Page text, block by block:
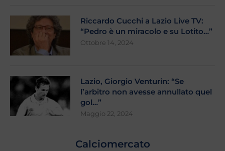
Riccardo Cucchi a Lazio Live TV:
“Pedro è un miracolo e su Lotito…”
Ottobre 14, 2024
Lazio, Giorgio Venturin: “Se
l’arbitro non avesse annullato quel
gol…”
Maggio 22, 2024
Calciomercato